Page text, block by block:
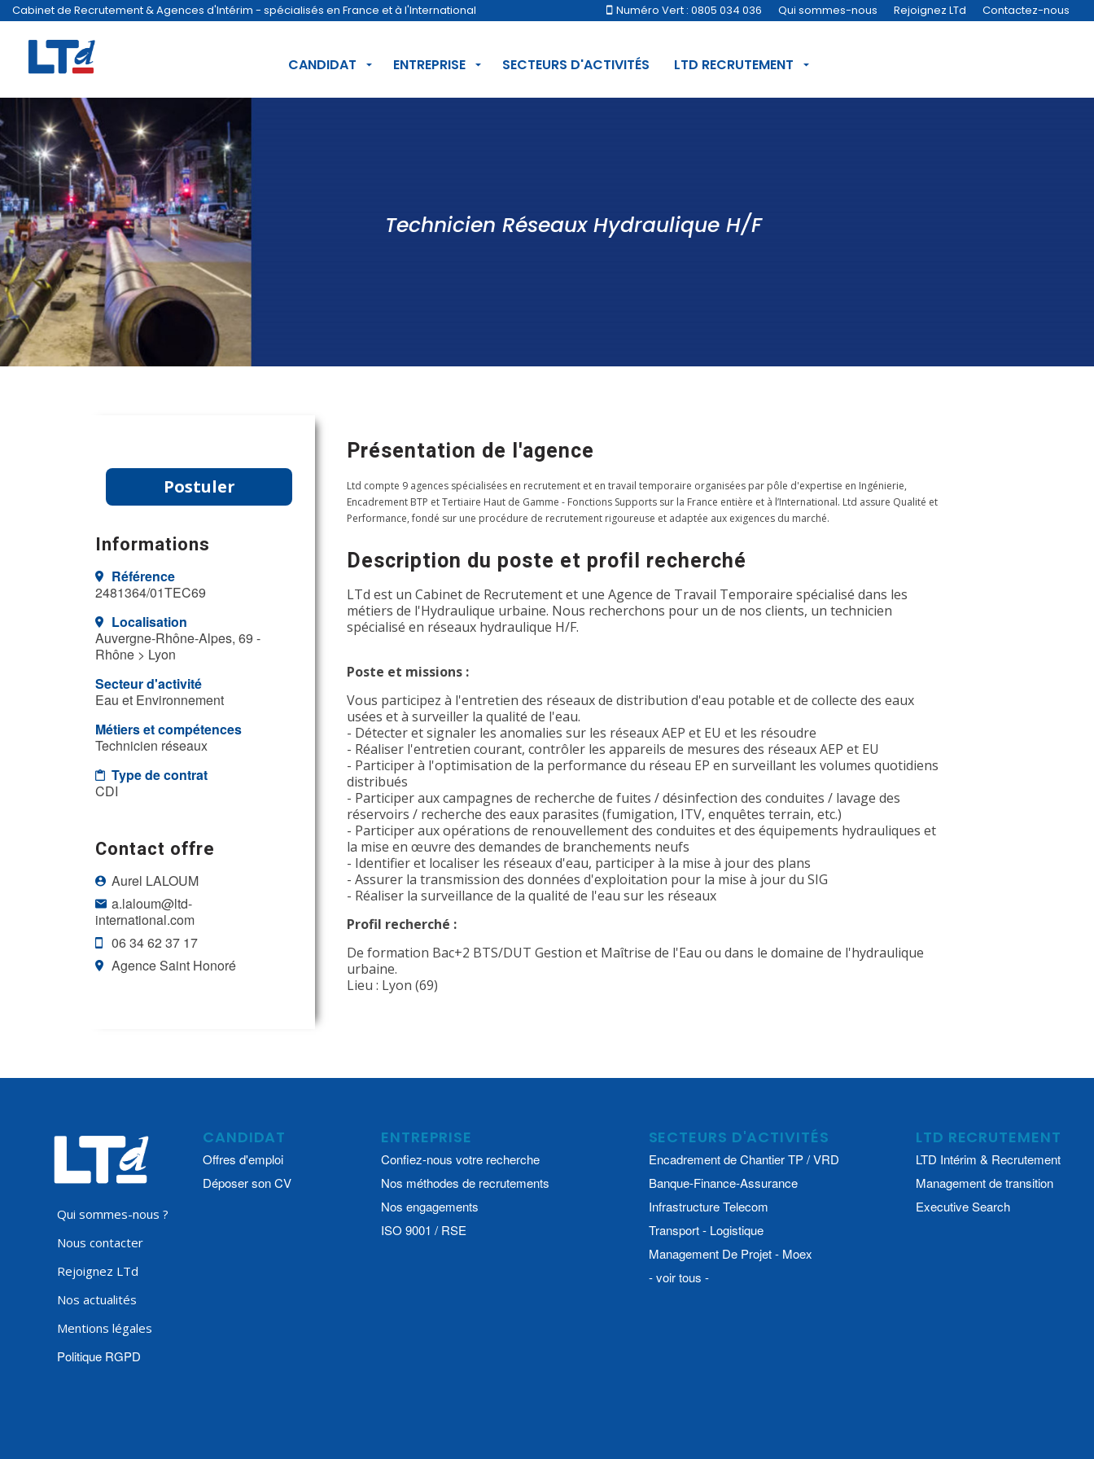
Cabinet de Recrutement & Agences d'Intérim - spécialisés en France et à l'International Numéro Vert : 0805 034 036 Qui sommes-nous Rejoignez LTd Contactez-nous
CANDIDAT ENTREPRISE SECTEURS D'ACTIVITÉS LTD RECRUTEMENT
Technicien Réseaux Hydraulique H/F
Postuler
Informations
Référence
2481364/01TEC69
Localisation
Auvergne-Rhône-Alpes, 69 -
Rhône > Lyon
Secteur d'activité
Eau et Environnement
Métiers et compétences
Technicien réseaux
Type de contrat
CDI
Contact offre
Aurel LALOUM
a.laloum@ltd-
international.com
06 34 62 37 17
Agence Saint Honoré
Présentation de l'agence
Ltd compte 9 agences spécialisées en recrutement et en travail temporaire organisées par pôle d'expertise en Ingénierie,
Encadrement BTP et Tertiaire Haut de Gamme - Fonctions Supports sur la France entière et à l’International. Ltd assure Qualité et
Performance, fondé sur une procédure de recrutement rigoureuse et adaptée aux exigences du marché.
Description du poste et profil recherché
LTd est un Cabinet de Recrutement et une Agence de Travail Temporaire spécialisé dans les
métiers de l'Hydraulique urbaine. Nous recherchons pour un de nos clients, un technicien
spécialisé en réseaux hydraulique H/F.
Poste et missions :
Vous participez à l'entretien des réseaux de distribution d'eau potable et de collecte des eaux
usées et à surveiller la qualité de l'eau.
- Détecter et signaler les anomalies sur les réseaux AEP et EU et les résoudre
- Réaliser l'entretien courant, contrôler les appareils de mesures des réseaux AEP et EU
- Participer à l'optimisation de la performance du réseau EP en surveillant les volumes quotidiens
distribués
- Participer aux campagnes de recherche de fuites / désinfection des conduites / lavage des
réservoirs / recherche des eaux parasites (fumigation, ITV, enquêtes terrain, etc.)
- Participer aux opérations de renouvellement des conduites et des équipements hydrauliques et
la mise en œuvre des demandes de branchements neufs
- Identifier et localiser les réseaux d'eau, participer à la mise à jour des plans
- Assurer la transmission des données d'exploitation pour la mise à jour du SIG
- Réaliser la surveillance de la qualité de l'eau sur les réseaux
Profil recherché :
De formation Bac+2 BTS/DUT Gestion et Maîtrise de l'Eau ou dans le domaine de l'hydraulique
urbaine.
Lieu : Lyon (69)
Qui sommes-nous ?
Nous contacter
Rejoignez LTd
Nos actualités
Mentions légales
Politique RGPD
CANDIDAT
Offres d'emploi
Déposer son CV
ENTREPRISE
Confiez-nous votre recherche
Nos méthodes de recrutements
Nos engagements
ISO 9001 / RSE
SECTEURS D'ACTIVITÉS
Encadrement de Chantier TP / VRD
Banque-Finance-Assurance
Infrastructure Telecom
Transport - Logistique
Management De Projet - Moex
- voir tous -
LTD RECRUTEMENT
LTD Intérim & Recrutement
Management de transition
Executive Search